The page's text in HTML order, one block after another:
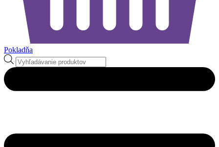
Pokladňa
Products
search